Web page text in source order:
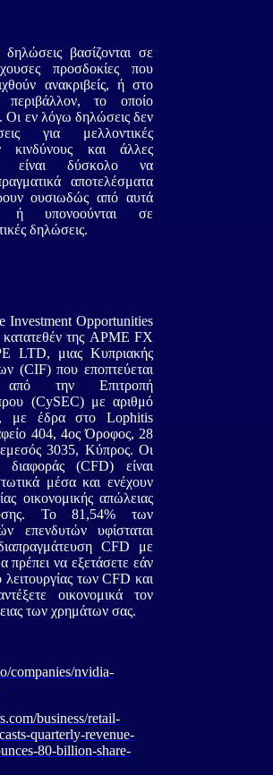
βασίζονται σε
προσδοκίες που
ανακριβείς, ή στο
περιβάλλον, το οποίο
Οι εν λόγω δηλώσεις δεν
για μελλοντικές
κινδύνους και άλλες
είναι δύσκολο να
αποτελέσματα
ουσιωδώς από αυτά
ή υπονοούνται σε
δηλώσεις.
Opportunities
της APME FX
LTD, μιας Κυπριακής
(CIF) που εποπτεύεται
από την Επιτροπή
(CySEC) με αριθμό
με έδρα στο Lophitis
404, 4ος Όροφος, 28
3035, Κύπρος. Οι
διαφοράς (CFD) είναι
μέσα και ενέχουν
οικονομικής απώλειας
Το 81,54% των
επενδυτών υφίσταται
CFD με
πρέπει να εξετάσετε εάν
λειτουργίας των CFD και
οικονομικά τον
των χρημάτων σας.
companies/nvidia-
business/retail-
quarterly-revenue-
80-billion-share-